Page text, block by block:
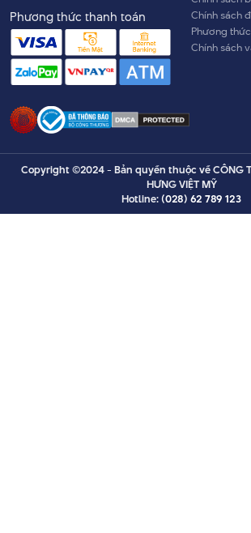
Chính sách
Phương
Chính sách
Phương thức thanh toán
Copyright ©2024 - Bản quyền thuộc về CÔNG
HƯNG VIỆT MỸ
Hotline:(028) 62 789 123